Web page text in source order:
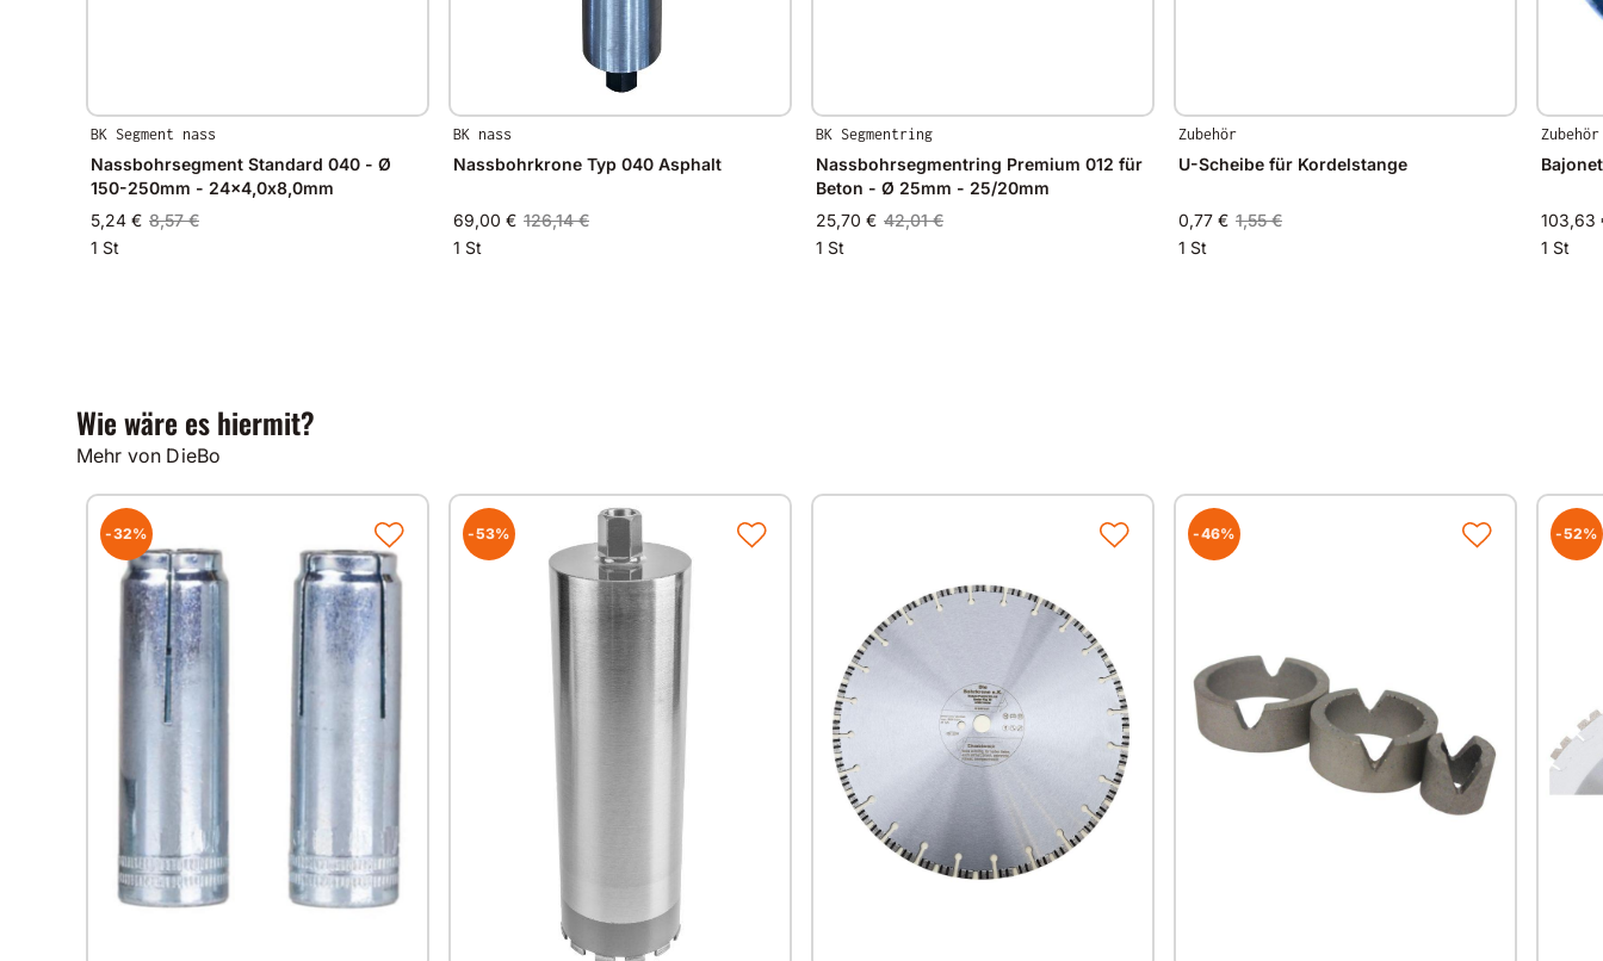
BK Segment nass
Nassbohrsegment Standard 040 - Ø
150-250mm - 24x4,0x8,0mm
5,24 € 8,57 €
1 St
BK nass
Nassbohrkrone Typ 040 Asphalt
69,00 € 126,14 €
1 St
BK Segmentring
Nassbohrsegmentring Premium 012 für
Beton - Ø 25mm - 25/20mm
25,70 € 42,01 €
1 St
Zubehör
U-Scheibe für Kordelstange
0,77 € 1,55 €
1 St
Zubehör
103,63
1 St
Wie wäre es hiermit?
Mehr von DieBo
-32% -53% -46% -52%